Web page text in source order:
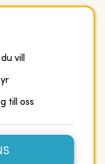
vill
till oss